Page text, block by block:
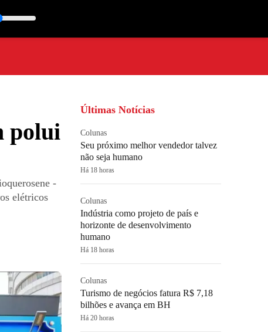
polui
-
elétricos
Últimas Notícias
Colunas
Seu próximo melhor vendedor talvez
não seja humano
Há 18 horas
Colunas
Indústria como projeto de país e
horizonte de desenvolvimento
humano
Há 18 horas
Colunas
Turismo de negócios fatura R$ 7,18
bilhões e avança em BH
Há 20 horas